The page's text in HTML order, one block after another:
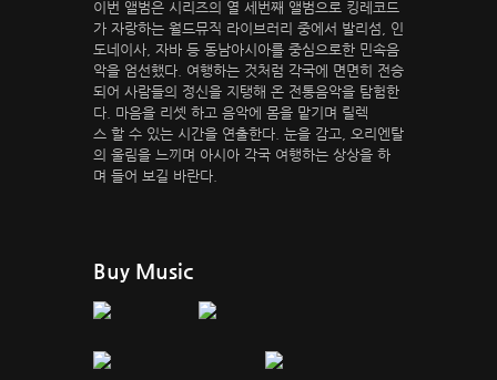
이번 앨범은 시리즈의 열 세번째 앨범으로 킹레코드
가 자랑하는 월드뮤직 라이브러리 중에서 발리섬, 인
도네이사, 자바 등 동남아시아를 중심으로한 민속음
악을 엄선했다. 여행하는 것처럼 각국에 면면히 전승
되어 사람들의 정신을 지탱해 온 전통음악을 탐험한
다. 마음을 리셋 하고 음악에 몸을 맡기며 릴렉
스 할 수 있는 시간을 연출한다. 눈을 감고, 오리엔탈
의 울림을 느끼며 아시아 각국 여행하는 상상을 하
며 들어 보길 바란다.
Buy Music